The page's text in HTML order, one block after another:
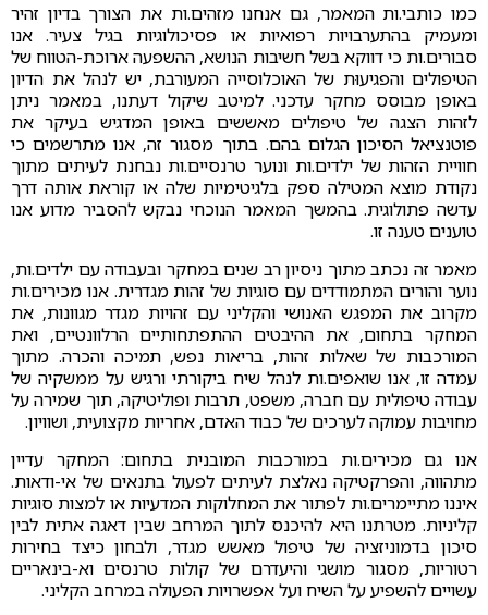
כמו כותבי.ות המאמר, גם אנחנו מזהים.ות את הצורך בדיון זהיר
ומעמיק בהתערבויות רפואיות או פסיכולוגיות בגיל צעיר. אנו
סבורים.ות כי דווקא בשל חשיבות הנושא, ההשפעה ארוכת-הטווח של
הטיפולים והפגיעוּת של האוכלוסייה המעורבת, יש לנהל את הדיון
באופן מבוסס מחקר עדכני. למיטב שיקול דעתנו, במאמר ניתן
לזהות הצגה של טיפולים מאששים באופן המדגיש בעיקר את
פוטנציאל הסיכון הגלום בהם. בתוך מסגור זה, אנו מתרשמים כי
חוויית הזהות של ילדים.ות ונוער טרנסיים.ות נבחנת לעיתים מתוך
נקודת מוצא המטילה ספק בלגיטימיות שלה או קוראת אותה דרך
עדשה פתולוגית. בהמשך המאמר הנוכחי נבקש להסביר מדוע אנו
טוענים טענה זו.
מאמר זה נכתב מתוך ניסיון רב שנים במחקר ובעבודה עם ילדים.ות,
נוער והורים המתמודדים עם סוגיות של זהות מגדרית. אנו מכירים.ות
מקרוב את המפגש האנושי והקליני עם זהויות מגדר מגוונות, את
המחקר בתחום, את ההיבטים ההתפתחותיים הרלוונטיים, ואת
המורכבות של שאלות זהות, בריאות נפש, תמיכה והכרה. מתוך
עמדה זו, אנו שואפים.ות לנהל שיח ביקורתי ורגיש על ממשקיה של
עבודה טיפולית עם חברה, משפט, תרבות ופוליטיקה, תוך שמירה על
מחויבות עמוקה לערכים של כבוד האדם, אחריות מקצועית, ושוויון.
אנו גם מכירים.ות במורכבות המובנית בתחום: המחקר עדיין
מתהווה, והפרקטיקה נאלצת לעיתים לפעול בתנאים של אי-ודאות.
איננו מתיימרים.ות לפתור את המחלוקות המדעיות או למצות סוגיות
קליניות. מטרתנו היא להיכנס לתוך המרחב שבין דאגה אתית לבין
סיכון בדמוניזציה של טיפול מאשש מגדר, ולבחון כיצד בחירות
רטוריות, מסגור מושגי והיעדרם של קולות טרנסים וא-בינאריים
עשויים להשפיע על השיח ועל אפשרויות הפעולה במרחב הקליני.